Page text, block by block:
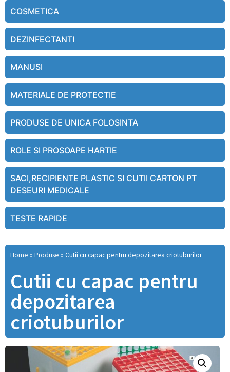
COSMETICA
DEZINFECTANTI
MANUSI
MATERIALE DE PROTECTIE
PRODUSE DE UNICA FOLOSINTA
ROLE SI PROSOAPE HARTIE
SACI,RECIPIENTE PLASTIC SI CUTII CARTON PT
DESEURI MEDICALE
TESTE RAPIDE
Home » Produse » Cutii cu capac pentru depozitarea criotuburilor
Cutii cu capac pentru
depozitarea
criotuburilor